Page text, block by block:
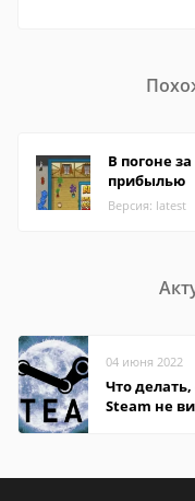
В погоне за
прибылью
Версия: latest
04 июня 2022
Что
Steam не